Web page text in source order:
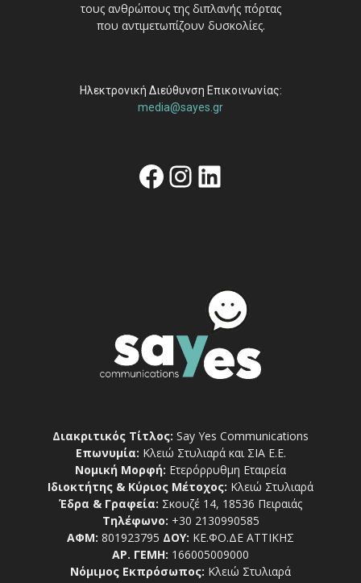
τους ανθρώπους της διπλανής πόρτας
που αντιμετωπίζουν δυσκολίες.
Ηλεκτρονική Διεύθυνση Επικοινωνίας:
media@sayes.gr
Facebook
Instagram
Linkedin
Διακριτικός Τίτλος: Say Yes Communications
Επωνυμία: Κλειώ Στυλιαρά και ΣΙΑ Ε.Ε.
Νομική Μορφή: Ετερόρρυθμη Εταιρεία
Ιδιοκτήτης & Κύριος Μέτοχος: Κλειώ Στυλιαρά
Έδρα & Γραφεία: Σκουζέ 14, 18536 Πειραιάς
Τηλέφωνο: +30 2130990585
ΑΦΜ: 801923795 ΔΟΥ: ΚΕ.ΦΟ.ΔΕ ΑΤΤΙΚΗΣ
ΑΡ. ΓΕΜΗ: 166005009000
Νόμιμος Εκπρόσωπος: Κλειώ Στυλιαρά